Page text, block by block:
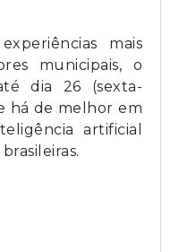
mais
municipais, o
dia 26 (sexta-
há de melhor em
artificial